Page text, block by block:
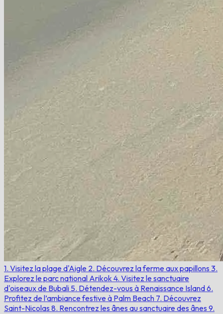
1. Visitez la plage d'Aigle 2. Découvrez la ferme aux papillons 3.
Explorez le parc national Arikok 4. Visitez le sanctuaire
d'oiseaux de Bubali 5. Détendez-vous à Renaissance Island6.
Profitez de l’ambiance festive à Palm Beach 7. Découvrez
Saint-Nicolas 8. Rencontrez les ânes au sanctuaire des ânes 9.